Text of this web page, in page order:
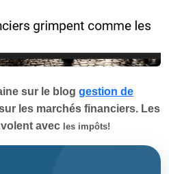
sur le blog gestion de
les marchés financiers. Les
avec les impôts!